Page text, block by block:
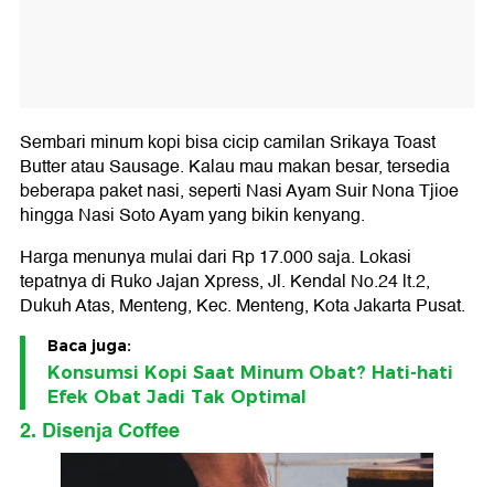
Sembari minum kopi bisa cicip camilan Srikaya Toast
Butter atau Sausage. Kalau mau makan besar, tersedia
beberapa paket nasi, seperti Nasi Ayam Suir Nona Tjioe
hingga Nasi Soto Ayam yang bikin kenyang.
Harga menunya mulai dari Rp 17.000 saja. Lokasi
tepatnya di Ruko Jajan Xpress, Jl. Kendal No.24 lt.2,
Dukuh Atas, Menteng, Kec. Menteng, Kota Jakarta Pusat.
Baca juga:
Konsumsi Kopi Saat Minum Obat? Hati-hati
Efek Obat Jadi Tak Optimal
2. Disenja Coffee